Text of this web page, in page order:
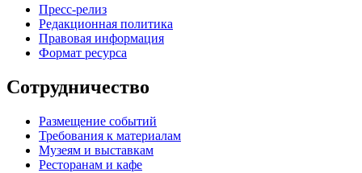
Пресс-релиз
Редакционная политика
Правовая информация
Формат ресурса
Сотрудничество
Размещение событий
Требования к материалам
Музеям и выставкам
Ресторанам и кафе